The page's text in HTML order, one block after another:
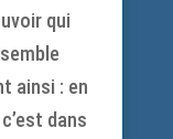
qui
ainsi : en
dans